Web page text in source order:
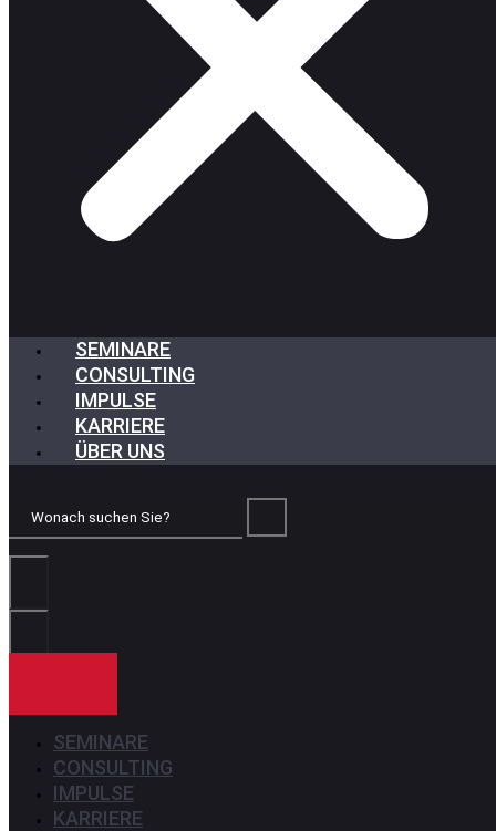
SEMINARE
CONSULTING
IMPULSE
KARRIERE
ÜBER UNS
Wonach
Sie?
SEMINARE
CONSULTING
IMPULSE
KARRIERE